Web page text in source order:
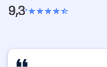
9,3•starstarstarstarstar_half